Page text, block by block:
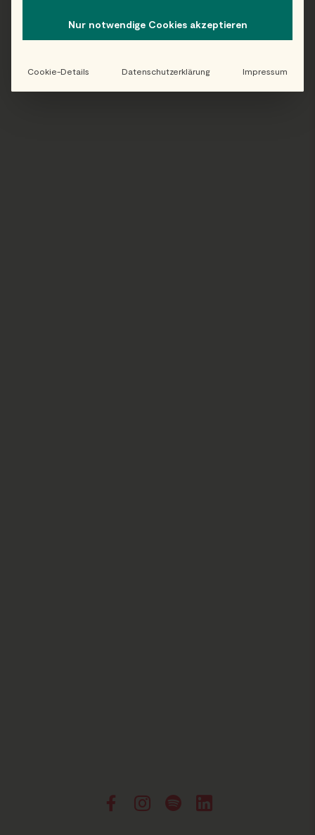
Folge uns auf Instagram!
Nur notwendige Cookies akzeptieren
Cookie-Details Datenschutzerklärung Impressum